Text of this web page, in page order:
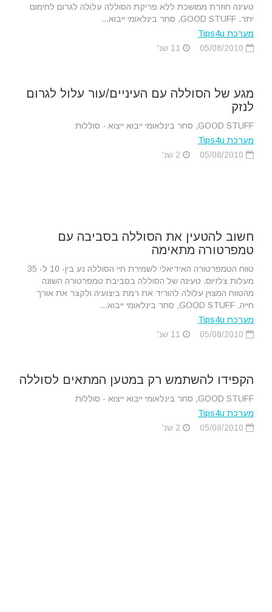
טעינה חוזרת ממושכת ללא פריקת הסוללה עלולה לגרום לחימום
יתר. GOOD STUFF, סחר בינלאומי ייבוא...
מערכת Tips4u
מגע של הסוללה עם העיניים/עור עלול לגרום
לנזק
GOOD STUFF, סחר בינלאומי ייבוא ייצוא - סוללות
מערכת Tips4u
חשוב להטעין את הסוללה בסביבה עם
טמפרטורה מתאימה
טווח הטמפרטורה האידיאלי לשמירת חיי הסוללה נע בין- 10 ל- 35
מעלות צלזיוס. טעינה של הסוללה בסביבת טמפרטורה השונה
מהטווח המצוין עלולה להוריד את רמת ביצועיה ולקצר את אורך
חייה. GOOD STUFF, סחר בינלאומי ייבוא...
מערכת Tips4u
הקפידו להשתמש רק במטען המתאים לסוללה
GOOD STUFF, סחר בינלאומי ייבוא ייצוא - סוללות
מערכת Tips4u